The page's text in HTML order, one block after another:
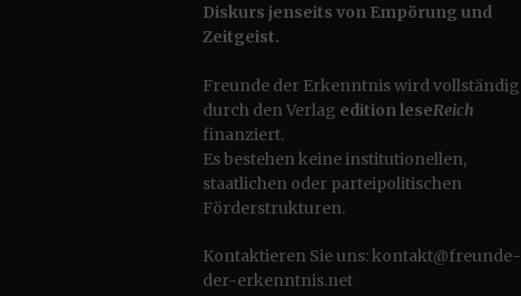
Diskurs jenseits von Empörung und
Zeitgeist.
Freunde der Erkenntnis wird vollständig
durch den Verlag edition leseReich
finanziert.
Es bestehen keine institutionellen,
staatlichen oder parteipolitischen
Förderstrukturen.
Kontaktieren Sie uns:kontakt@freunde-
der-erkenntnis.net